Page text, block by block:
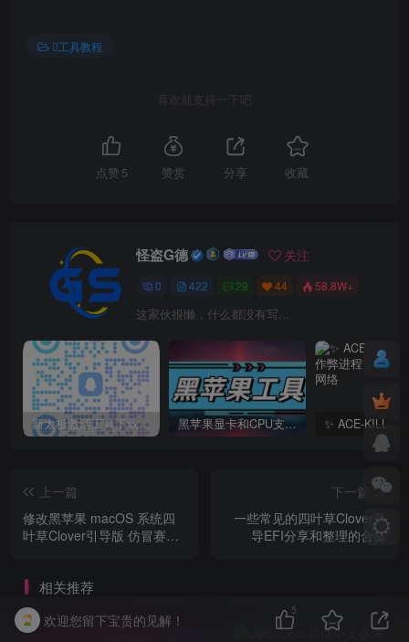
工具教程
喜欢就支持一下吧
点赞 5 赞赏 分享 收藏
怪盗G德 关注
0 422 29 44 58.8W+
这家伙很懒，什么都没有写...
新太极激活工具下载/教程/充值/开户(QQ交流群号749113977) 黑苹果显卡和CPU支持情况以及购买硬件防踩坑指南
上一篇
修改黑苹果 macOS 系统四
叶草Clover引导版 仿冒赛扬
下一篇
一些常见的四叶草Clover引
导EFI分享和整理的合集
相关推荐
欢迎您留下宝贵的见解！
5